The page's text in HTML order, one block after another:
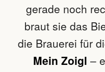
gerade noch
braut sie das
die Brauerei für
Mein Zoigl –